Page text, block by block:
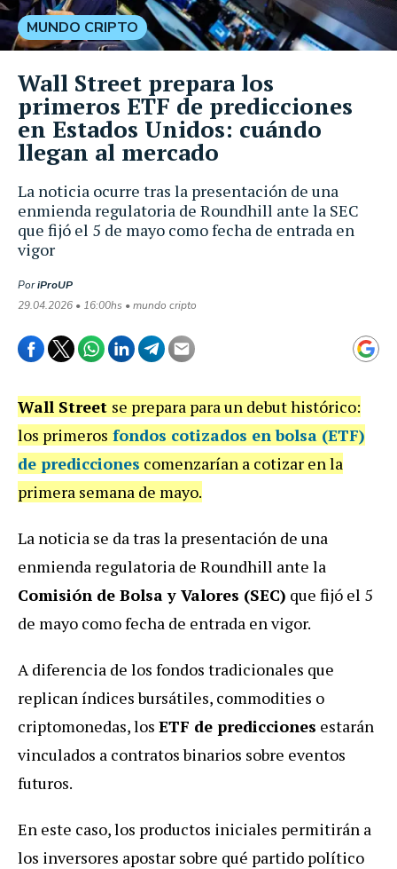
La noticia ocurre tras la presentación de una
enmienda regulatoria de Roundhill ante la SEC
que fijó el 5 de mayo como fecha de entrada en
vigor
PoriProUP
29.04.2026 • 16:00hs • mundo cripto
MUNDO CRIPTO
Wall Street prepara los
primeros ETF de predicciones
en Estados Unidos: cuándo
llegan al mercado
Wall Street se prepara para un debut histórico:
los primeros fondos cotizados en bolsa (ETF)
de predicciones comenzarían a cotizar en la
primera semana de mayo.
La noticia se da tras la presentación de una
enmienda regulatoria de Roundhill ante la
Comisión de Bolsa y Valores (SEC) que fijó el 5
de mayo como fecha de entrada en vigor.
A diferencia de los fondos tradicionales que
replican índices bursátiles, commodities o
criptomonedas, los ETF de predicciones estarán
vinculados a contratos binarios sobre eventos
futuros.
En este caso, los productos iniciales permitirán a
los inversores apostar sobre qué partido político